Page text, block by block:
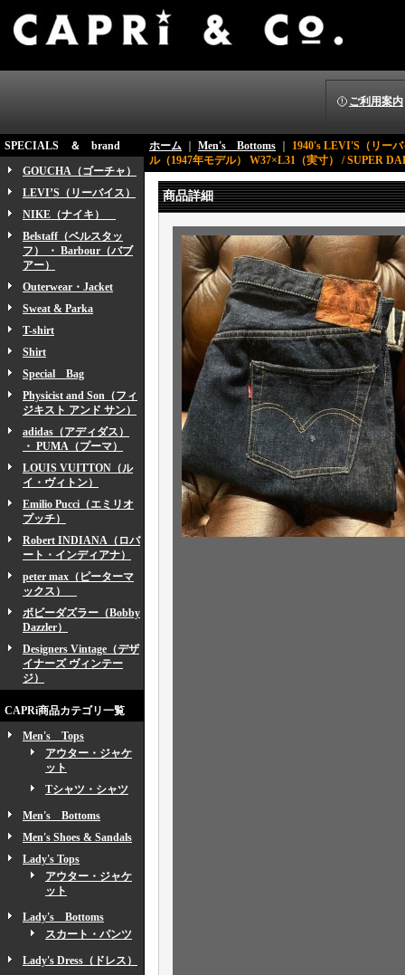
ご利用案内
SPECIALS ＆ brand
GOUCHA（ゴーチャ）
LEVI’S（リーバイス）
NIKE（ナイキ）
Belstaff（ベルスタッ
フ） ・ Barbour（バブ
アー）
Outerwear・Jacket
Sweat & Parka
T-shirt
Shirt
Special Bag
Physicist and Son（フィ
ジキスト アンド サン）
adidas（アディダス）
・ PUMA（プーマ）
LOUIS VUITTON（ル
イ・ヴィトン）
Emilio Pucci（エミリオ
プッチ）
Robert INDIANA（ロバ
ート・インディアナ）
peter max（ピーターマ
ックス）
ボビーダズラー（Bobby
Dazzler）
Designers Vintage（デザ
イナーズ ヴィンテー
ジ）
CAPRi商品カテゴリ一覧
Men's Tops
アウター・ジャケ
ット
Tシャツ・シャツ
Men's Bottoms
Men's Shoes & Sandals
Lady's Tops
アウター・ジャケ
ット
Lady's Bottoms
スカート・パンツ
Lady's Dress（ドレス）
ホーム Men's Bottoms
1940's LEVI'S（リー
ル（1947年モデル） W37×L31（実寸） / SUPER
商品詳細